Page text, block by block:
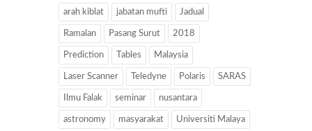
arah kiblat jabatan mufti Jadual
Ramalan Pasang Surut 2018
Prediction Tables Malaysia
Laser Scanner Teledyne Polaris SARAS
Ilmu Falak seminar nusantara
astronomy masyarakat Universiti Malaya